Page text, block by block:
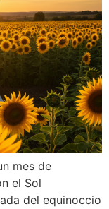
mes de
el Sol
del equinoccio